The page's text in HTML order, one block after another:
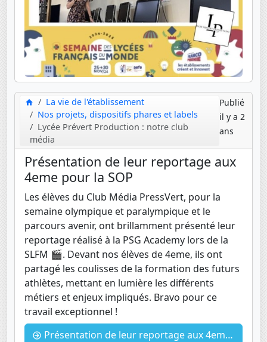
La vie de l'établissement
Nos projets, dispositifs phares et labels
Lycée Prévert Production : notre club
média
Publié
il y a 2
ans
Présentation de leur reportage aux
4eme pour la SOP
Les élèves du Club Média PressVert, pour la
semaine olympique et paralympique et le
parcours avenir, ont brillamment présenté leur
reportage réalisé à la PSG Academy lors de la
SLFM 🎬. Devant nos élèves de 4eme, ils ont
partagé les coulisses de la formation des futurs
athlètes, mettant en lumière les différents
métiers et enjeux impliqués. Bravo pour ce
travail exceptionnel !
Présentation de leur reportage aux 4eme pour la SOP